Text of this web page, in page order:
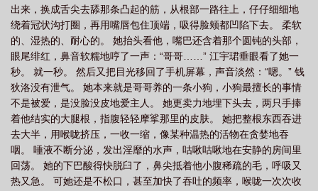
出来，换成舌尖去舔那条凸起的筋，从根部一路往上，仔仔细细地
绕着冠状沟打圈，再用嘴唇包住顶端，吸得脸颊都凹陷下去。 柔软
的、湿热的、耐心的。 她抬头看他，嘴巴还含着那个圆钝的头部，
眼尾绯红，鼻音软糯地哼了一声：“哥哥……” 江宇珺垂眼看了她一
秒。 就一秒。 然后又把目光移回了手机屏幕，声音淡然：“嗯。” 钱
狄洛没有泄气。 她本来就是哥哥养的一条小狗，小狗最擅长的事情
不是被爱，是没脸没皮地爱主人。 她更卖力地埋下头去，两只手捧
着他结实的大腿根，指腹轻轻摩挲那里的皮肤。 她把整根东西吞进
去大半，用喉咙挤压，一收一缩，像某种温热的活物在贪婪地吞
咽。 唾液不断分泌，发出淫靡的水声，咕啾咕啾地在安静的房间里
回荡。 她的下巴酸得快脱臼了，鼻尖抵着他小腹稀疏的毛，呼吸又
热又急。 可她还是不松口，甚至加快了吞吐的频率，喉咙一次次收